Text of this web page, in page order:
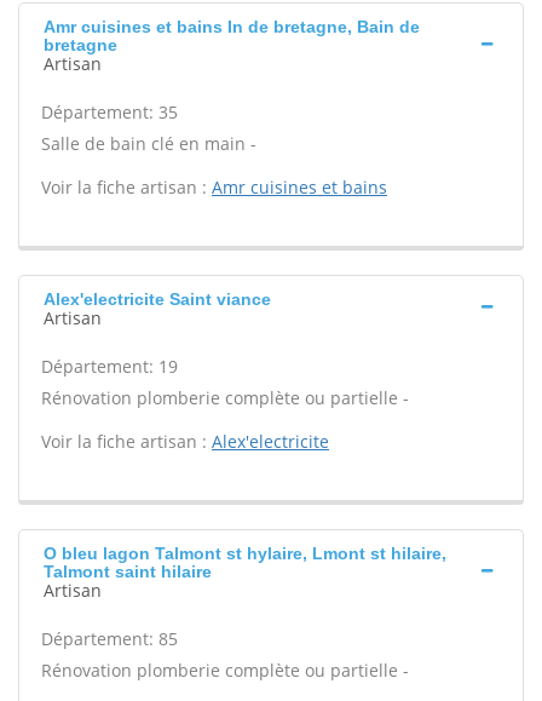
Amr cuisines et bains In de bretagne, Bain de
bretagne
Artisan
Département: 35
Salle de bain clé en main -
Voir la fiche artisan : Amr cuisines et bains
Alex'electricite Saint viance
Artisan
Département: 19
Rénovation plomberie complète ou partielle -
Voir la fiche artisan : Alex'electricite
O bleu lagon Talmont st hylaire, Lmont st hilaire,
Talmont saint hilaire
Artisan
Département: 85
Rénovation plomberie complète ou partielle -